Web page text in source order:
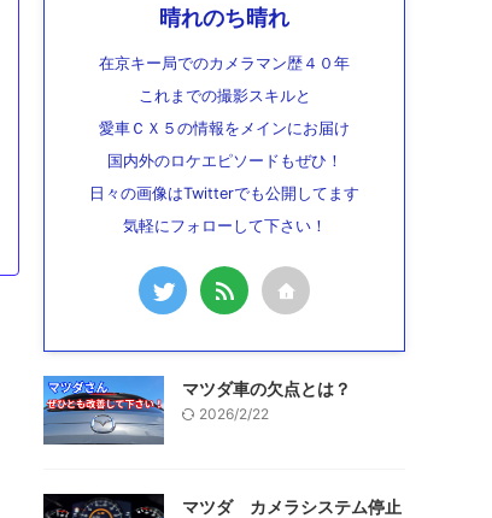
晴れのち晴れ
在京キー局でのカメラマン歴４０年
これまでの撮影スキルと
愛車ＣＸ５の情報をメインにお届け
国内外のロケエピソードもぜひ！
日々の画像はTwitterでも公開してます
気軽にフォローして下さい！
マツダ車の欠点とは？
2026/2/22
マツダ カメラシステム停止